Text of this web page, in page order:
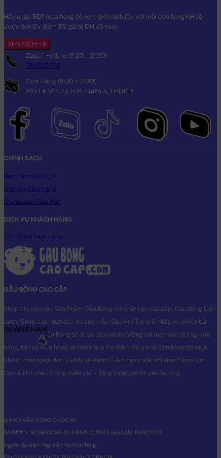
Hãy nhập SĐT mua hàng để xem điểm tích lũy, với mỗi đơn hàng KH sẽ
được tích lũy điểm 3% giá trị ĐH đã mua
XEM ĐIỂM
Zalo / Hotline (9:00 - 21:30)
0967110738
Cửa Hàng (9:00 - 21:30)
486 Lê Văn Sỹ, P.14, Quận 3, TP.HCM
CHÍNH SÁCH
Bảo Hành & Đổi Trả
Dịch Vụ Giao Hàng
Chính Sách Bảo Mật
DỊCH VỤ KHÁCH HÀNG
Tích Điểm Mua Hàng
GẤU BÔNG CAO CẤP
Shop chuyên các Sản Phẩm Gấu Bông với chất liệu cao cấp. Gấu Bông luôn
được Shop cập nhật đầy đủ các mẫu Gấu Hot Trend & nhập về phiên bản
Original nhất. Gấu Bông sẽ được bảo hành đường chỉ may trọn đời tại cửa
hàng, Khách mua hàng sẽ được tích lũy điểm 3% giá trị đơn hàng đã mua.
Khách mua hàng đơn >300k sẽ được Giảm ngay 30k phí ship. Shop Gói
Quà & Hút chân không miễn phí + Tặng thiệp gửi lời yêu thương.
@ HKD GẤU BÔNG CAO CẤP
Số ĐKKD: 41C8025705. Do UBND QUẬN 3 cấp ngày 19/01/2022
Người đại diện: Nguyễn Thị Thu Hằng
0SẢN PHẨM
0₫